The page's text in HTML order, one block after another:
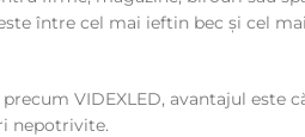
între cel mai ieftin bec și cel
VIDEXLED, avantajul este
nepotrivite.